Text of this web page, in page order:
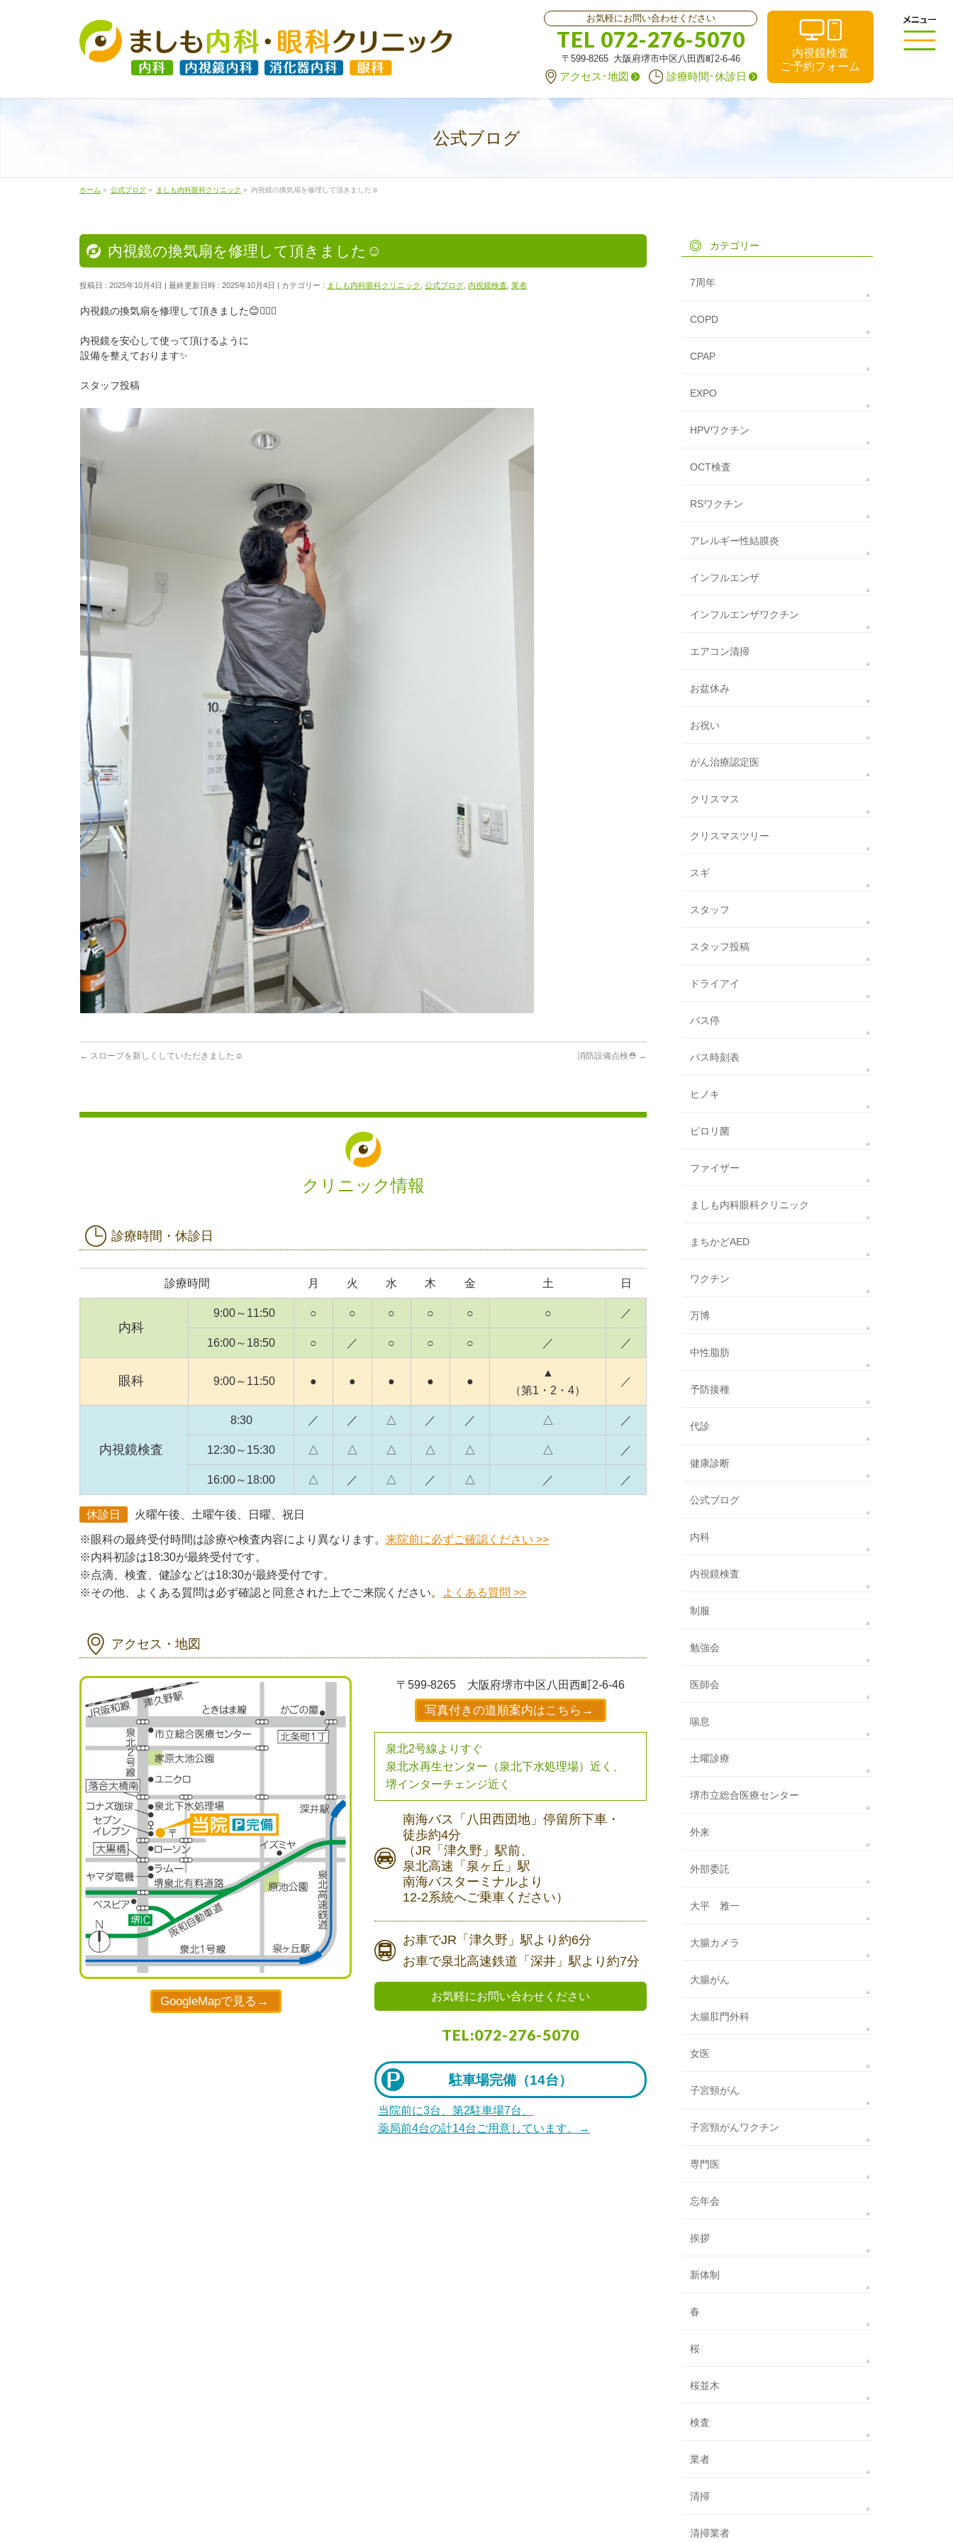
お気軽にお問い合わせください
TEL 072-276-5070
〒599-8265 大阪府堺市中区八田西町2-6-46
アクセス･地図 診療時間･休診日
内視鏡検査
ご予約フォーム
公式ブログ
ホーム » 公式ブログ » ましも内科眼科クリニック » 内視鏡の換気扇を修理して頂きました☺
内視鏡の換気扇を修理して頂きました☺
投稿日 : 2025年10月4日 最終更新日時 : 2025年10月4日 カテゴリー : ましも内科眼科クリニック 公式ブログ 内視鏡検査 業者
内視鏡の換気扇を修理して頂きました😊🙇🏻‍♀️
内視鏡を安心して使って頂けるように
設備を整えております✨
スタッフ投稿
← スロープを新しくしていただきました☺ 消防設備点検⛑️ →
クリニック情報
診療時間・休診日
診療時間 月 火 水 木 金 土 日
内科
9:00～11:50 ○ ○ ○ ○ ○ ○ ／
16:00～18:50 ○ ／ ○ ○ ○ ／ ／
眼科 9:00～11:50 ● ● ● ● ●
▲
（第1・2・4）
／
内視鏡検査
8:30 ／ ／ △ ／ ／ △ ／
12:30～15:30 △ △ △ △ △ △ ／
16:00～18:00 △ ／ △ ／ △ ／ ／
休診日 火曜午後、土曜午後、日曜、祝日
※眼科の最終受付時間は診療や検査内容により異なります。 来院前に必ずご確認ください >>
※内科初診は18:30が最終受付です。
※点滴、検査、健診などは18:30が最終受付です。
※その他、よくある質問は必ず確認と同意された上でご来院ください。
よくある質問 >>
アクセス・地図
GoogleMapで見る→
〒599-8265 大阪府堺市中区八田西町2-6-46
写真付きの道順案内はこちら→
泉北2号線よりすぐ
泉北水再生センター（泉北下水処理場）近く、
堺インターチェンジ近く
南海バス 「八田西団地」停留所下車・
徒歩約4分
（JR「津久野」駅前、
泉北高速「泉ヶ丘」駅
南海バスターミナルより
12-2系統へご乗車ください）
お車でJR「津久野」駅より 約6分
お車で泉北高速鉄道「深井」駅より 約7分
お気軽にお問い合わせください
TEL:072-276-5070
駐車場完備（14台）
当院前に3台、第2駐車場7台、
薬局前4台の計14台ご用意しています。→
カテゴリー
7周年
COPD
CPAP
EXPO
HPVワクチン
OCT検査
RSワクチン
アレルギー性結膜炎
インフルエンザ
インフルエンザワクチン
エアコン清掃
お盆休み
お祝い
がん治療認定医
クリスマス
クリスマスツリー
スギ
スタッフ
スタッフ投稿
ドライアイ
バス停
バス時刻表
ヒノキ
ピロリ菌
ファイザー
ましも内科眼科クリニック
まちかどAED
ワクチン
万博
中性脂肪
予防接種
代診
健康診断
公式ブログ
内科
内視鏡検査
制服
勉強会
医師会
喘息
土曜診療
堺市立総合医療センター
外来
外部委託
大平 雅一
大腸カメラ
大腸がん
大腸肛門外科
女医
子宮頸がん
子宮頸がんワクチン
専門医
忘年会
挨拶
新体制
春
桜
桜並木
検査
業者
清掃
清掃業者